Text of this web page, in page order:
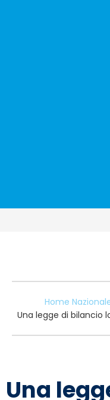
Home
Una legge di bilancio
Una